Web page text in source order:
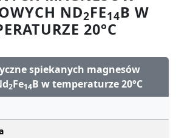
ND2FE14B W
20°C
spiekanych magnesów
2Fe14B w temperaturze 20°C